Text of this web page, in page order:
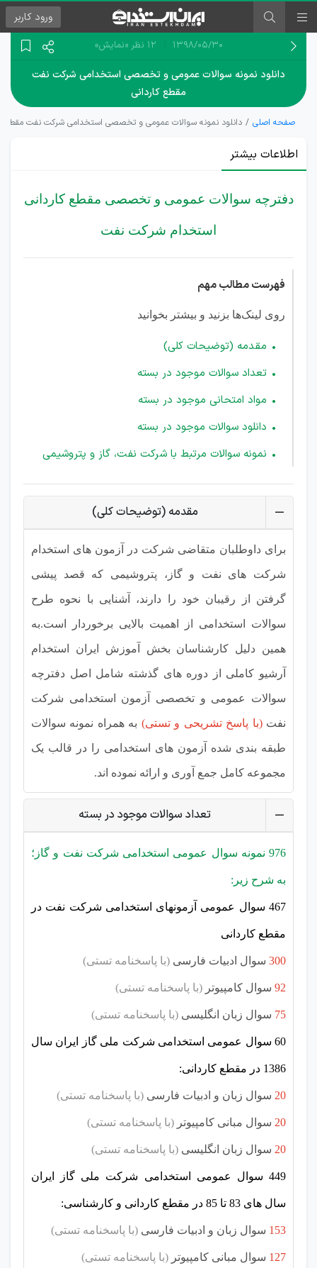
ورود کاربر
۱۳۹۸/۰۵/۳۰ 12 نظر «نمایش»
دانلود نمونه سوالات عمومی و تخصصی استخدامی شرکت نفت
مقطع کاردانی
صفحه اصلی دانلود نمونه سوالات عمومی و تخصصی استخدامی شرکت نفت مقطع
اطلاعات بیشتر
دفترچه سوالات عمومی و تخصصی مقطع کاردانی
استخدام شرکت نفت
فهرست مطالب مهم
روی لینک‌ها بزنید و بیشتر بخوانید
مقدمه (توضیحات کلی)
تعداد سوالات موجود در بسته
مواد امتحانی موجود در بسته
دانلود سوالات موجود در بسته
نمونه سوالات مرتبط با شرکت نفت، گاز و پتروشیمی
مقدمه (توضیحات کلی)
برای داوطلبان متقاضی شرکت در آزمون های استخدام
شرکت های نفت و گاز، پتروشیمی که قصد پیشی
گرفتن از رقیبان خود را دارند، آشنایی با نحوه طرح
سوالات استخدامی از اهمیت بالایی برخوردار است.به
همین دلیل کارشناسان بخش آموزش ایران استخدام
آرشیو کاملی از دوره های گذشته شامل اصل دفترچه
سوالات عمومی و تخصصی آزمون استخدامی شرکت
نفت (با پاسخ تشریحی و تستی) به همراه نمونه سوالات
طبقه بندی شده آزمون های استخدامی را در قالب یک
مجموعه کامل جمع آوری و ارائه نموده اند.
تعداد سوالات موجود در بسته
976 نمونه سوال عمومی استخدامی شرکت نفت و گاز؛
به شرح زیر:
467 سوال عمومی آزمونهای استخدامی شرکت نفت در
مقطع کاردانی
300 سوال ادبیات فارسی (با پاسخنامه تستی)
92 سوال کامپیوتر (با پاسخنامه تستی)
75 سوال زبان انگلیسی (با پاسخنامه تستی)
60 سوال عمومی استخدامی شرکت ملی گاز ایران سال
1386 در مقطع کاردانی:
20 سوال زبان و ادبیات فارسی (با پاسخنامه تستی)
20 سوال مبانی کامپیوتر (با پاسخنامه تستی)
20 سوال زبان انگلیسی (با پاسخنامه تستی)
449 سوال عمومی استخدامی شرکت ملی گاز ایران
سال های 83 تا 85 در مقطع کاردانی و کارشناسی:
153 سوال زبان و ادبیات فارسی (با پاسخنامه تستی)
127 سوال مبانی کامپیوتر (با پاسخنامه تستی)